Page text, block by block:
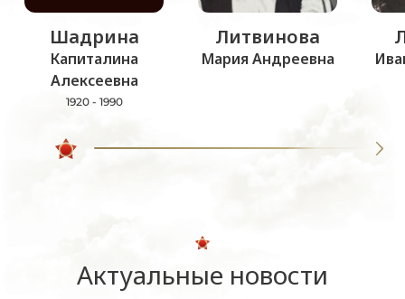
Шадрина
Капиталина
Алексеевна
1920 - 1990
Литвинова
Мария Андреевна
Актуальные новости